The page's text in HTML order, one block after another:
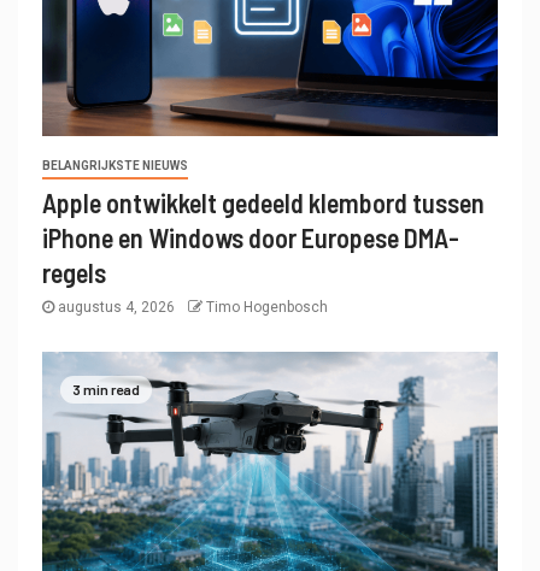
BELANGRIJKSTE NIEUWS
Apple ontwikkelt gedeeld klembord tussen
iPhone en Windows door Europese DMA-
regels
augustus 4, 2026 Timo Hogenbosch
3 min read